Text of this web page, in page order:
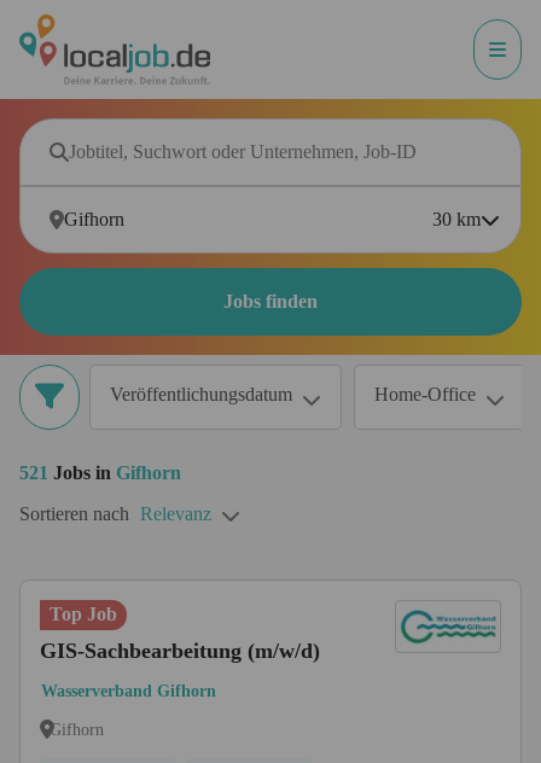
30 km
Jobs finden
Veröffentlichungsdatum Home-Office
521 Jobs in Gifhorn
Sortieren nach Relevanz
Top Job
GIS-Sachbearbeitung (m/w/d)
Wasserverband Gifhorn
Gifhorn